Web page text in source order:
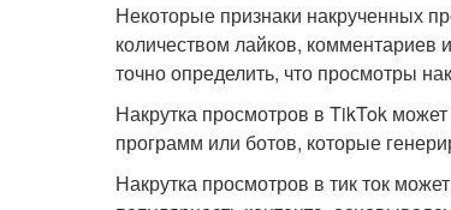
Некоторые признаки накрученных
количеством лайков, комментариев
точно определить, что просмотры
Накрутка просмотров в TikTok
программ или ботов, которые
Накрутка просмотров в тик ток